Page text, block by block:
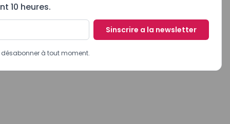
10 heures.
Sinscrire a la newsletter
à tout moment.